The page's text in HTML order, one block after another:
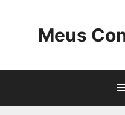
Meus